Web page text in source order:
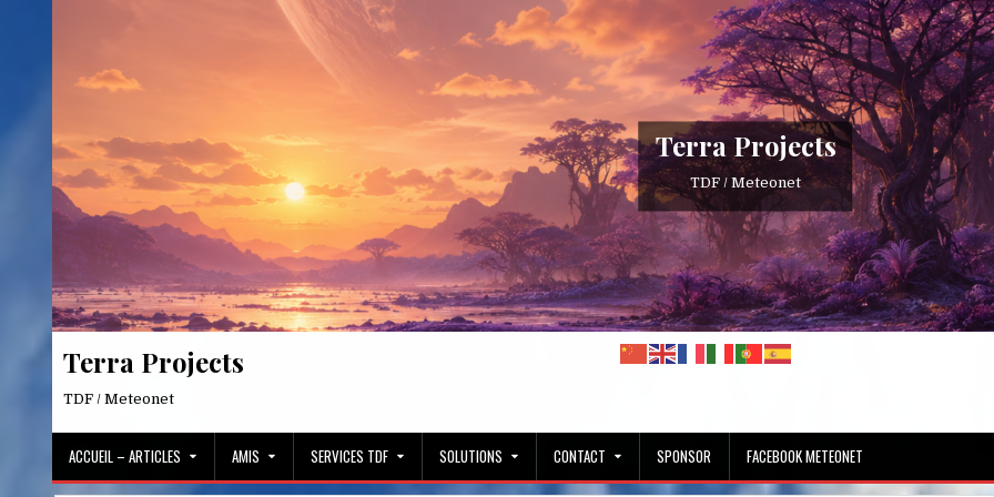
Terra Projects
TDF / Meteonet
Terra Projects
TDF / Meteonet
ACCUEIL – ARTICLES AMIS SERVICES TDF SOLUTIONS CONTACT SPONSOR FACEBOOK METEONET